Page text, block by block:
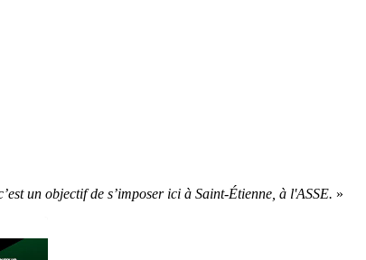
un objectif de s’imposer ici à Saint-Étienne, à l'ASSE. »